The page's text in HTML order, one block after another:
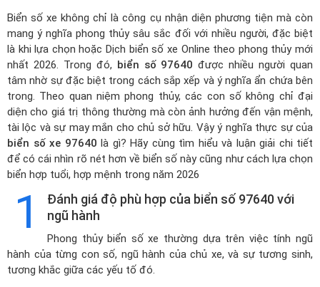
Biển số xe không chỉ là công cụ nhận diện phương tiện mà còn
mang ý nghĩa phong thủy sâu sắc đối với nhiều người, đặc biệt
là khi lựa chọn hoặcDịch biển số xe Online theo phong thủy mới
nhất 2026. Trong đó, biển số 97640 được nhiều người quan
tâm nhờ sự đặc biệt trong cách sắp xếp và ý nghĩa ẩn chứa bên
trong. Theo quan niệm phong thủy, các con số không chỉ đại
diện cho giá trị thông thường mà còn ảnh hưởng đến vận mệnh,
tài lộc và sự may mắn cho chủ sở hữu. Vậy ý nghĩa thực sự của
biển số xe 97640 là gì? Hãy cùng tìm hiểu và luận giải chi tiết
để có cái nhìn rõ nét hơn về biển số này cũng như cách lựa chọn
biển hợp tuổi, hợp mệnh trong năm 2026
1
Đánh giá độ phù hợp của biển số 97640 với
ngũ hành
Phong thủy biển số xe thường dựa trên việc tính ngũ
hành của từng con số, ngũ hành của chủ xe, và sự tương sinh,
tương khắc giữa các yếu tố đó.